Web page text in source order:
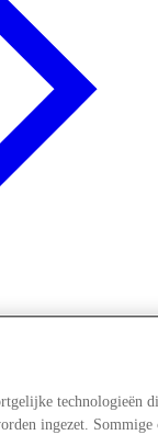
technologieën
ingezet. Sommige